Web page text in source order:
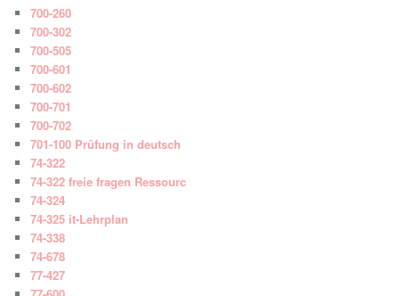
700-260
700-302
700-505
700-601
700-602
700-701
700-702
701-100 Prüfung in deutsch
74-322
74-322 freie fragen Ressourc
74-324
74-325 it-Lehrplan
74-338
74-678
77-427